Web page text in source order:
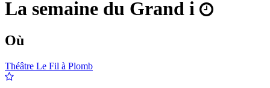
La semaine du Grand i
Où
Théâtre Le Fil à Plomb